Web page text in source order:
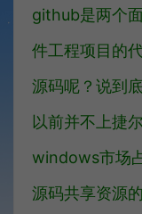
github是两个
件工程项目的
源码呢？说到
以前并不上捷
windows市场
源码共享资源